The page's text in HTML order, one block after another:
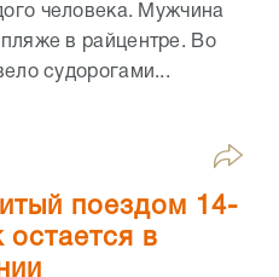
человека. Мужчина
в райцентре. Во
судорогами...
поездом 14-
остается в